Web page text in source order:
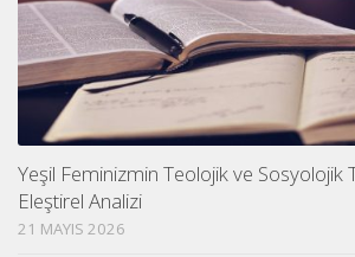
Yeşil Feminizmin Teolojik ve Sosyolojik
Eleştirel Analizi
21 MAYIS 2026